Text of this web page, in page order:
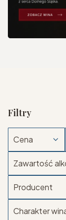
Filtry
Cena
Zawartość
Producent
Charakter